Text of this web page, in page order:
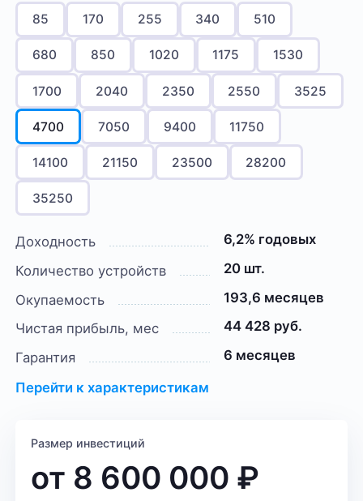
85 170 255 340 510
680 850 1020 1175 1530
1700 2040 2350 2550 3525
4700 7050 9400 11750
14100 21150 23500 28200
35250
Доходность
6,2% годовых
Количество устройств
20 шт.
Окупаемость
193,6 месяцев
Чистая прибыль, мес
44 428 руб.
Гарантия
6 месяцев
Перейти к характеристикам
Размер инвестиций
от 8 600 000 ₽